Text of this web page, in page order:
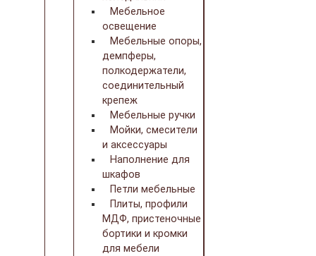
Мебельное
освещение
Мебельные опоры,
демпферы,
полкодержатели,
соединительный
крепеж
Мебельные ручки
Мойки, смесители
и аксессуары
Наполнение для
шкафов
Петли мебельные
Плиты, профили
МДФ, пристеночные
бортики и кромки
для мебели